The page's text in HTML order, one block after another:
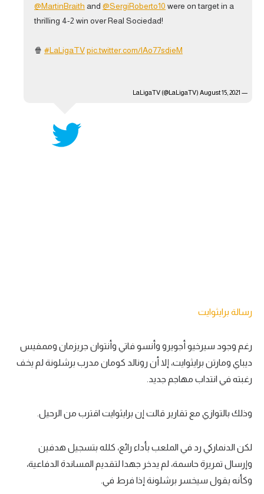
@MartinBraith and @SergiRoberto10 were on target in a
thrilling 4-2 win over Real Sociedad!
🍿 #LaLigaTVpic.twitter.com/lAo77sdieM
— LaLigaTV (@LaLigaTV)
August 15, 2021
رسالة برايثوايت
رغم وجود سيرخيو أجويرو وأنسو فاتي وأنتوان جريزمان وممفيس
ديباي ومارتن برايثوايت، إلا أن رونالد كومان مدرب برشلونة لم يخف
رغبته في انتداب مهاجم جديد.
وذلك بالتوازي مع تقارير قالت إن برايثوايت اقترب من الرحيل.
لكن الدنماركي رد في الملعب بأداء رائع، كلله بتسجيل هدفين
وإرسال تمريرة حاسمة، لم يدخر جهدا لتقديم المساندة الدفاعية،
وكأنه يقول سيخسر برشلونة إذا فرط في.